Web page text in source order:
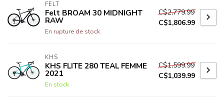
FELT
Felt BROAM 30 MIDNIGHT
RAW
En rupture de stock
C$2,779.99
C$1,806.99
KHS
KHS FLITE 280 TEAL FEMME
2021
En stock
C$1,599.99
C$1,039.99